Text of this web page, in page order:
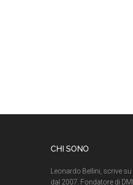
CHI SONO
Leonardo Bellini, scrive
dal 2007. Fondatore di